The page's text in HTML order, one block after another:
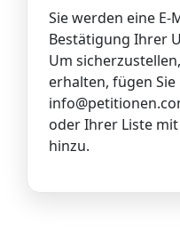
Sie werden eine
Bestätigung Ihrer
Um
erhalten, fügen
oder Ihrer Liste
hinzu.